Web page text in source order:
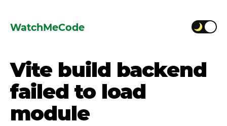
WatchMeCode
Vite build backend
failed to load
module